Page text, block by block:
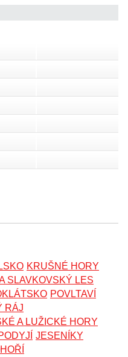
KRUŠNÉ HORY
SLAVKOVSKÝ LES
POVLTAVÍ
RÁJ
A LUŽICKÉ HORY
JESENÍKY